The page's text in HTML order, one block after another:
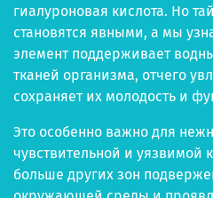
гиалуроновая кислота. Но
становятся явными, а мы
элемент поддерживает
тканей организма, отчего
сохраняет их молодость и
Это особенно важно для
чувствительной и уязвимой
больше других зон